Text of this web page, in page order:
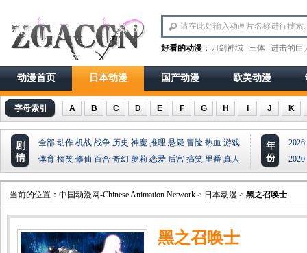
好看的动漫 ： 刀剑神域 三体 进击的巨
动漫首页 日本动漫 国产动漫 欧美动漫
字母索引 A B C D E F G H J K
剧
情
全部 动作 机战 战争 历史 神魔 推理 悬疑 冒险 热血 游戏
体育 搞笑 修仙 百合 奇幻 萝莉 恋爱 后宫 搞笑 里番 真人
年
份
2026
2020
当前的位置： 中国动漫网-Chinese Animation Network > 日本动漫 > 黑之召唤士
黑之召唤士